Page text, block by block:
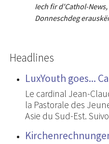
Iech fir d'Cathol-
Donneschdeg
Headlines
LuxYouth goes...
Le cardinal Jean-
la Pastorale des
Asie du Sud-Est.